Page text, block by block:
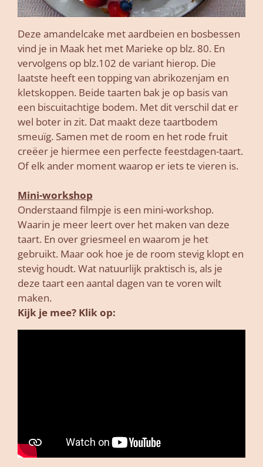
Deze amandelcake met aardbeien en bosbessen
vind je in Maak het met Marieke op blz. 80. En
vervolgens op blz.102 de variant hierop. Die
laatste heeft een topping van abrikozenjam en
kletskoppen. Beide taarten bak je op basis van
een biscuitachtige bodem. Met dit verschil dat er
wel boter in zit. Dat maakt deze taartbodem
smeuïg. Samen met de room en het rode fruit
creëer je hiermee een perfecte feestdagen-taart.
Of elk ander moment waarop er iets te vieren is.
Mini-workshop
Onderstaand filmpje is een mini-workshop.
Waarin je meer leert over het maken van deze
taart. En over griesmeel en waarom je het
gebruikt. Maar ook hoe je de room stevig klopt en
stevig houdt. Wat natuurlijk praktisch is, als je
deze taart een aantal dagen van te voren wilt
maken.
Kijk je mee? Klik op: